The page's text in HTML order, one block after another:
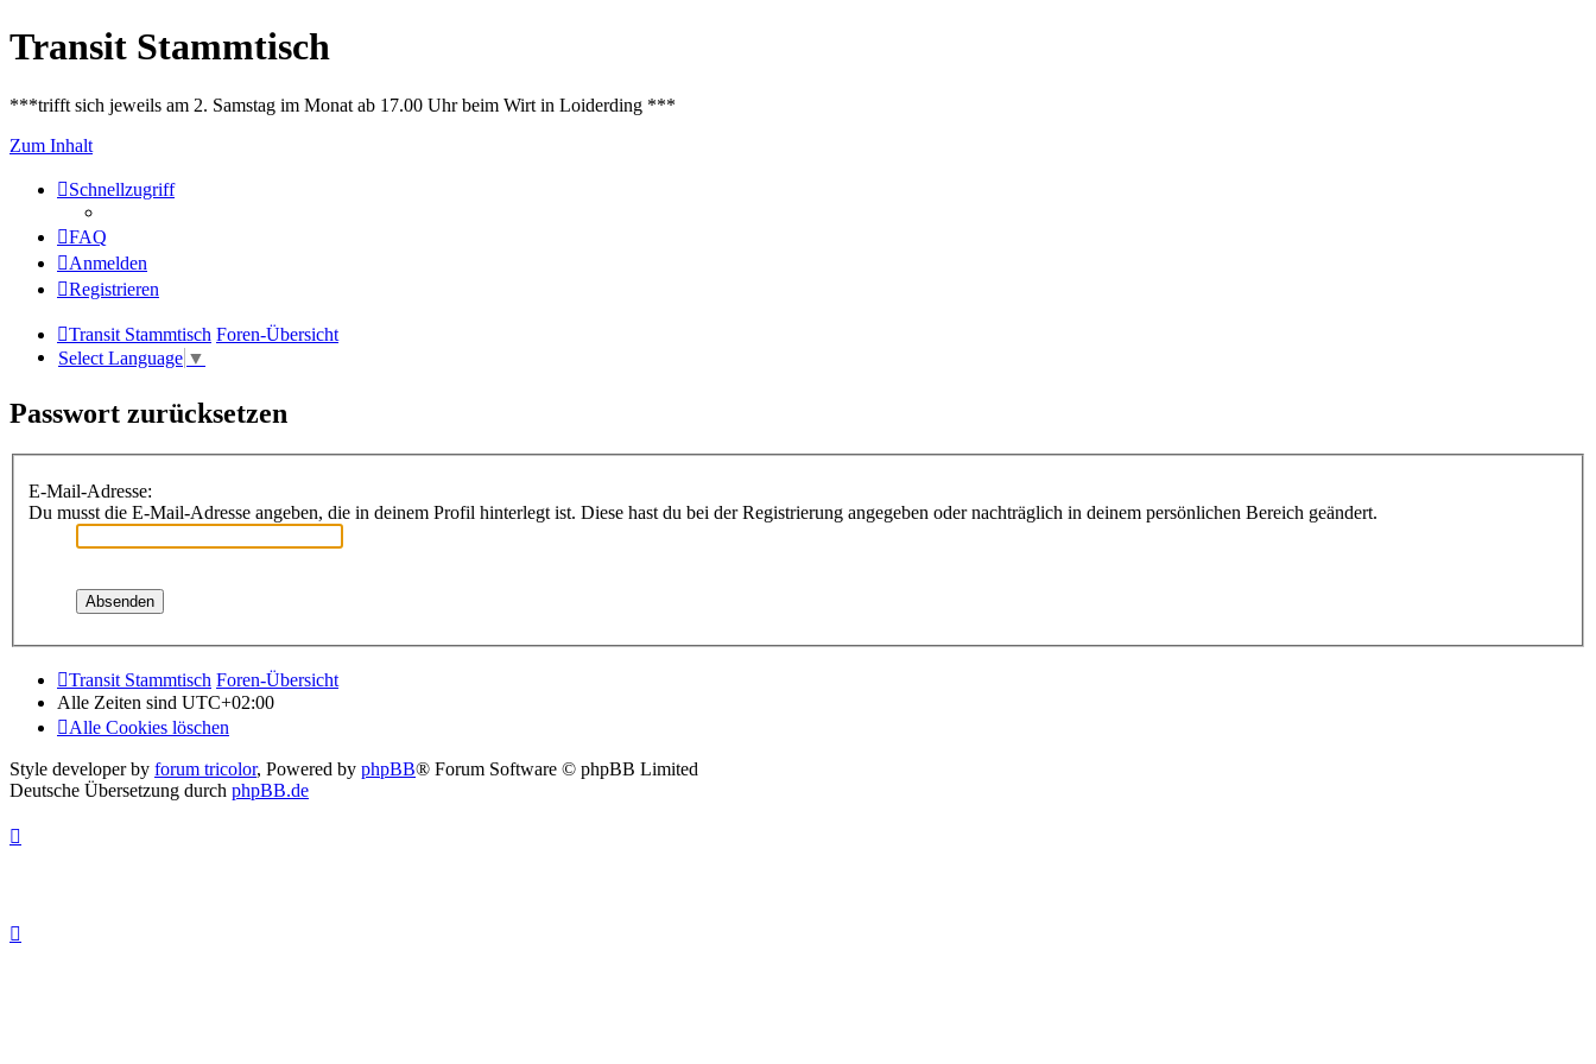
Transit Stammtisch
***trifft sich jeweils am 2. Samstag im Monat ab 17.00 Uhr beim Wirt in Loiderding ***
Zum Inhalt
Schnellzugriff
FAQ
Anmelden
Registrieren
Transit Stammtisch Foren-Übersicht
Select Language ▼
Passwort zurücksetzen
E-Mail-Adresse:
Du musst die E-Mail-Adresse angeben, die in deinem Profil hinterlegt ist. Diese hast du bei der Registrierung angegeben oder nachträglich in deinem persönlichen Bereich geändert.
Transit Stammtisch Foren-Übersicht
Alle Zeiten sind UTC+02:00
Alle Cookies löschen
Style developer by forum tricolor, Powered by phpBB® Forum Software © phpBB Limited
Deutsche Übersetzung durch phpBB.de